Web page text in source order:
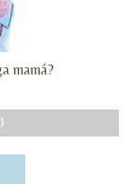
mamá?